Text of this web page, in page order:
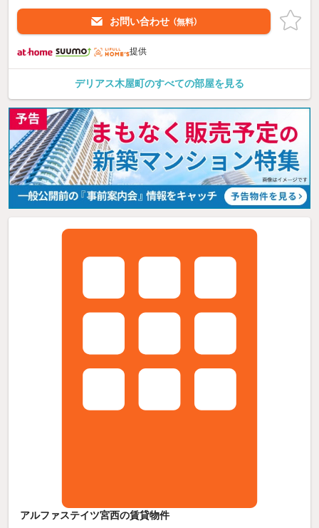
お問い合わせ （無料）
提供
デリアス木屋町のすべての部屋を見る
アルファステイツ宮西の賃貸物件